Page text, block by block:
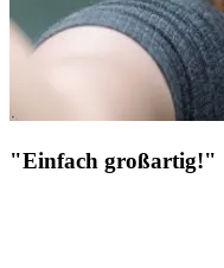
"Einfach großartig!"